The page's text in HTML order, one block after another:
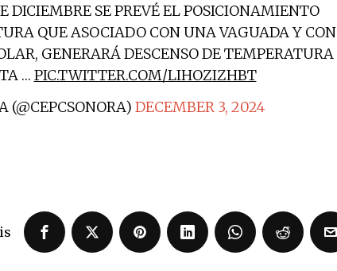
DICIEMBRE SE PREVÉ EL POSICIONAMIENTO
QUE ASOCIADO CON UNA VAGUADA Y CON
GENERARÁ DESCENSO DE TEMPERATURA
… PIC.TWITTER.COM/LIHOZIZHBT
(@CEPCSONORA) DECEMBER 3, 2024